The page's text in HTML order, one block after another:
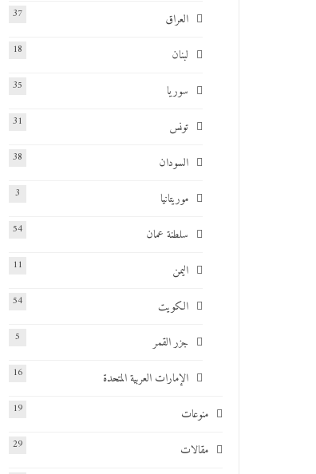
العراق 37
لبنان 18
سوريا 35
تونس 31
السودان 38
موريتانيا 3
سلطنة عمان 54
اليمن 11
الكويت 54
جزر القمر 5
الإمارات العربية المتحدة 16
منوعات 19
مقالات 29